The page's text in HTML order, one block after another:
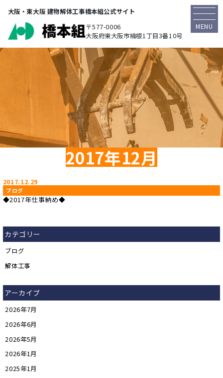
大阪・東大阪 建物解体工事橋本組公式サイト
〒577-0006
大阪府東大阪市楠根1丁目3番10号
MENU
2017年12月
2017.12.29
ブログ
◆2017年仕事納め◆
カテゴリー
ブログ
解体工事
アーカイブ
2026年7月
2026年6月
2026年5月
2026年1月
2025年1月